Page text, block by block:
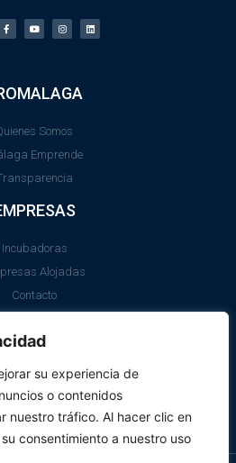
su experiencia de
o contenidos
nuestro tráfico. Al hacer clic en
consentimiento a nuestro uso
Somos
Emprende
Incubadoras
Alojadas
Contacto
Aviso Legal
de Cookies
SII